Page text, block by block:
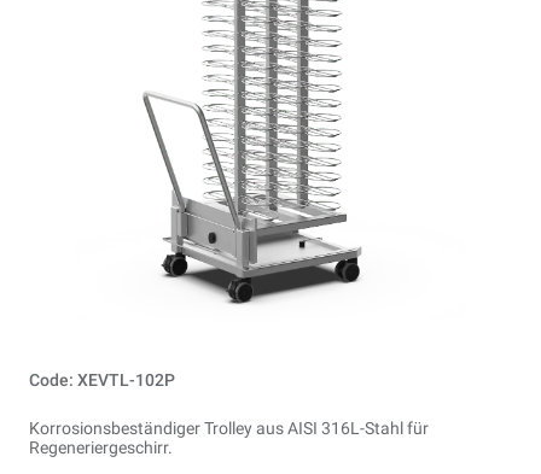
Code: XEVTL-102P
Korrosionsbeständiger Trolley aus AISI 316L-Stahl für
Regeneriergeschirr.